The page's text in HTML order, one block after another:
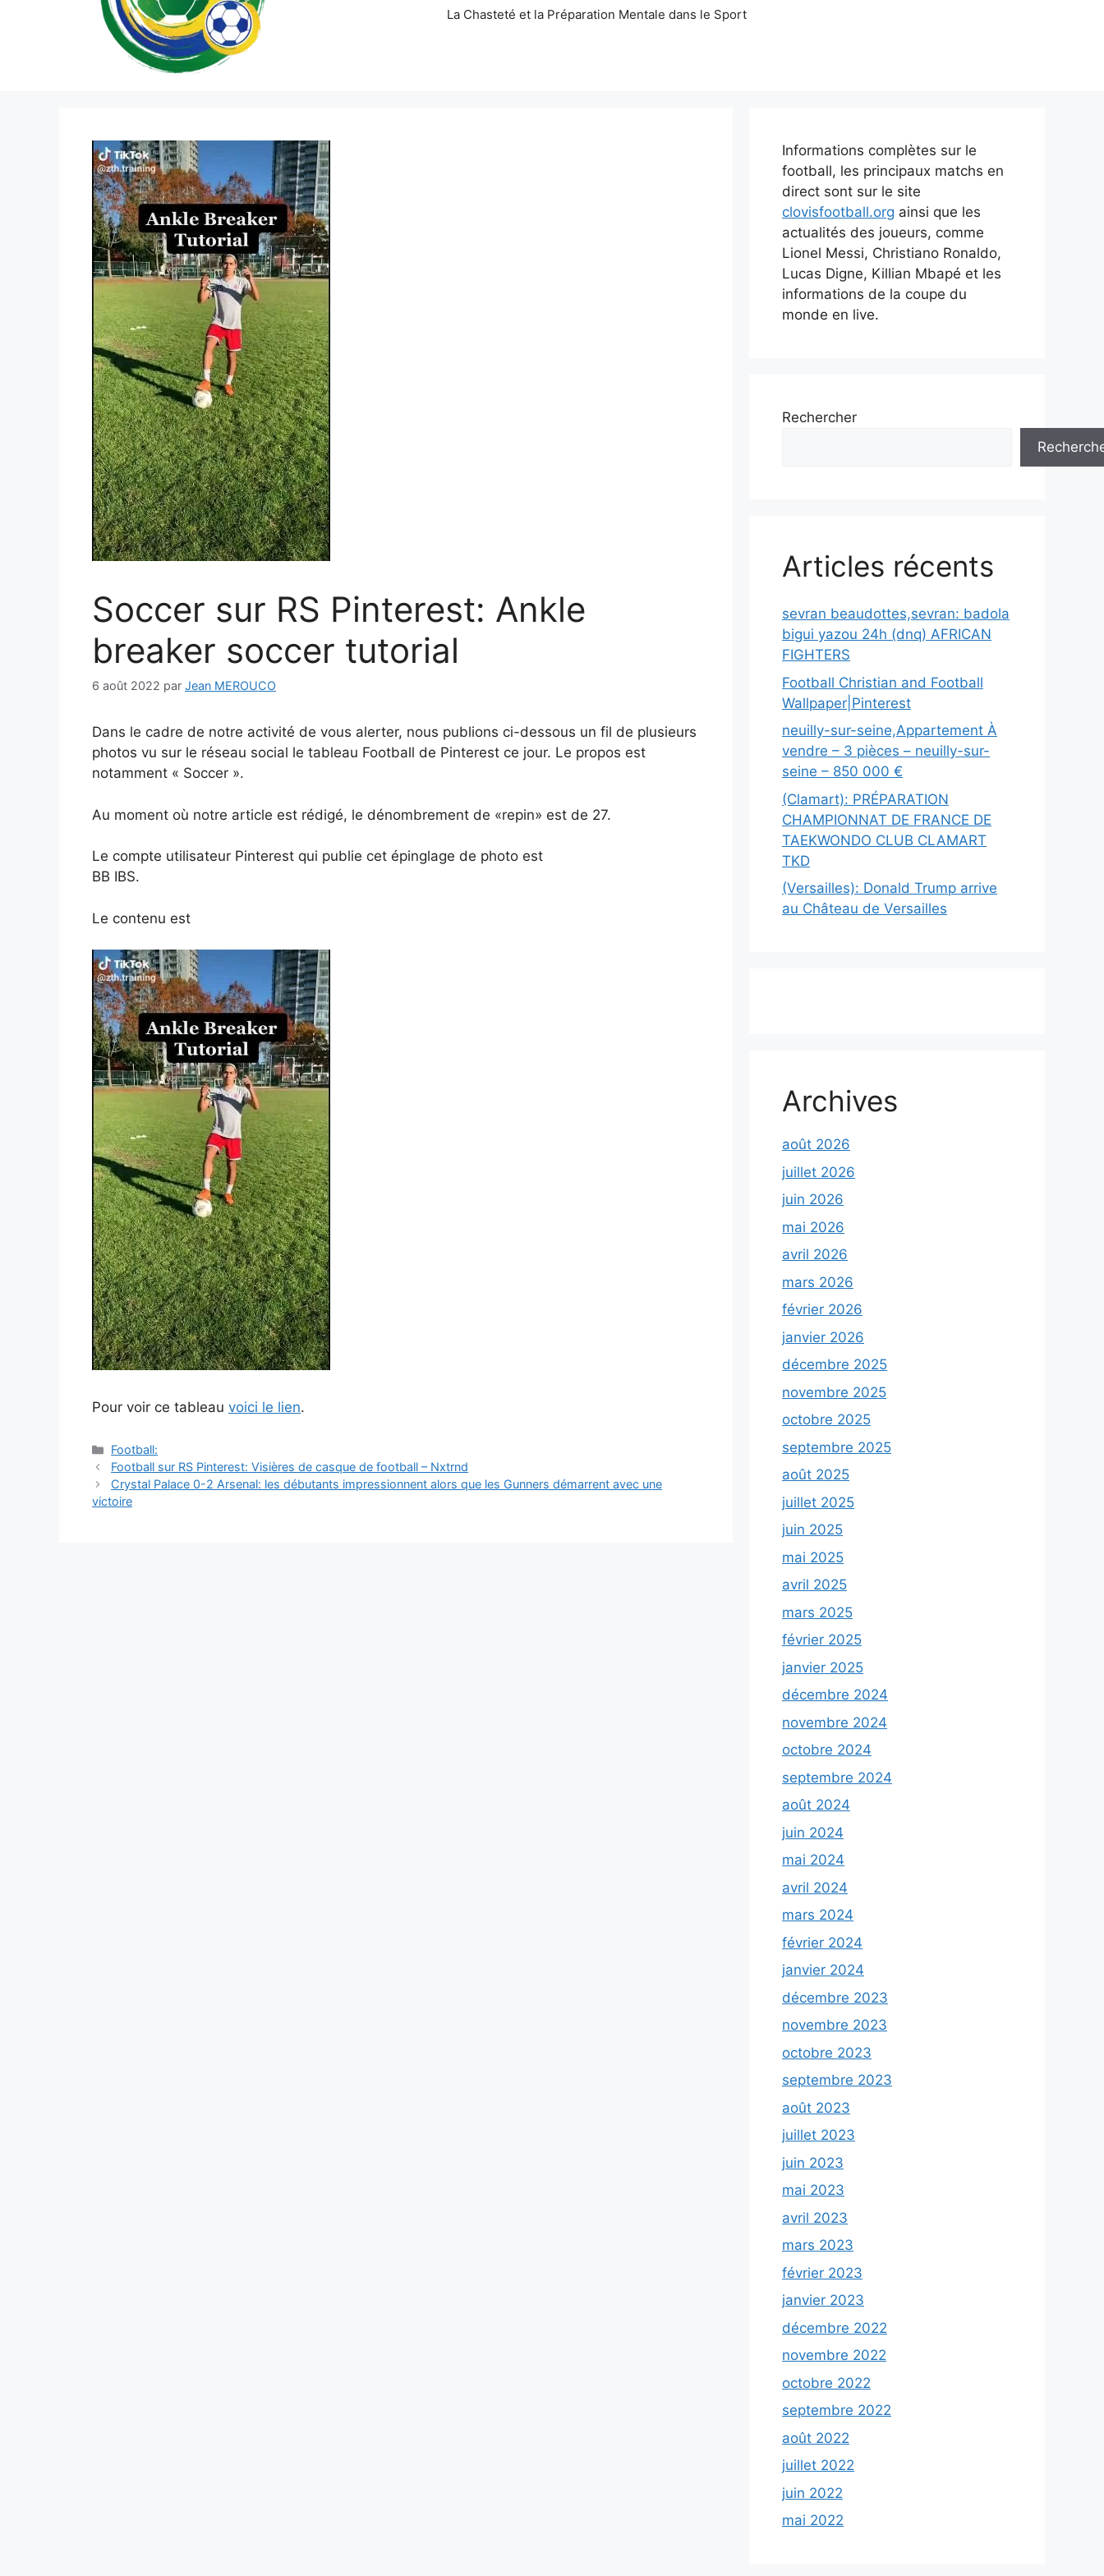
La Chasteté et la Préparation Mentale dans le Sport
Soccer sur RS Pinterest: Ankle
breaker soccer tutorial
6 août 2022 par Jean MEROUCO
Dans le cadre de notre activité de vous alerter, nous publions ci-dessous un fil de plusieurs
photos vu sur le réseau social le tableau Football de Pinterest ce jour. Le propos est
notamment « Soccer ».
Au moment où notre article est rédigé, le dénombrement de «repin» est de 27.
Le compte utilisateur Pinterest qui publie cet épinglage de photo est
BB IBS.
Le contenu est
Pour voir ce tableau voici le lien.
Catégories
Football:
Navigation
des
articles
Football sur RS Pinterest: Visières de casque de football – Nxtrnd
Crystal Palace 0-2 Arsenal: les débutants impressionnent alors que les Gunners démarrent avec une
victoire
Informations complètes sur le
football, les principaux matchs en
direct sont sur le site
clovisfootball.org ainsi que les
actualités des joueurs, comme
Lionel Messi, Christiano Ronaldo,
Lucas Digne, Killian Mbapé et les
informations de la coupe du
monde en live.
Rechercher
Articles récents
sevran beaudottes,sevran: badola
bigui yazou 24h (dnq) AFRICAN
FIGHTERS
Football Christian and Football
Wallpaper|Pinterest
neuilly-sur-seine,Appartement À
vendre – 3 pièces – neuilly-sur-
seine – 850 000 €
(Clamart): PRÉPARATION
CHAMPIONNAT DE FRANCE DE
TAEKWONDO CLUB CLAMART
TKD
(Versailles): Donald Trump arrive
au Château de Versailles
Archives
août 2026
juillet 2026
juin 2026
mai 2026
avril 2026
mars 2026
février 2026
janvier 2026
décembre 2025
novembre 2025
octobre 2025
septembre 2025
août 2025
juillet 2025
juin 2025
mai 2025
avril 2025
mars 2025
février 2025
janvier 2025
décembre 2024
novembre 2024
octobre 2024
septembre 2024
août 2024
juin 2024
mai 2024
avril 2024
mars 2024
février 2024
janvier 2024
décembre 2023
novembre 2023
octobre 2023
septembre 2023
août 2023
juillet 2023
juin 2023
mai 2023
avril 2023
mars 2023
février 2023
janvier 2023
décembre 2022
novembre 2022
octobre 2022
septembre 2022
août 2022
juillet 2022
juin 2022
mai 2022